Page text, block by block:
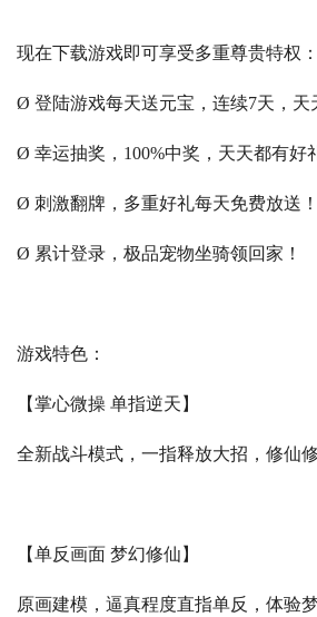
现在下载游戏即可享受多重尊贵特权：
Ø 登陆游戏每天送元宝，连续7天，天
Ø 幸运抽奖，100%中奖，天天都有好
Ø 刺激翻牌，多重好礼每天免费放送！
Ø 累计登录，极品宠物坐骑领回家！
游戏特色：
【掌心微操 单指逆天】
全新战斗模式，一指释放大招，修仙
【单反画面 梦幻修仙】
原画建模，逼真程度直指单反，体验